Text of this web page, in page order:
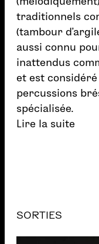
traditionnels
(tambour
aussi connu
inattendus
et est
percussions
spécialisée.
Lire la suite
SORTIES